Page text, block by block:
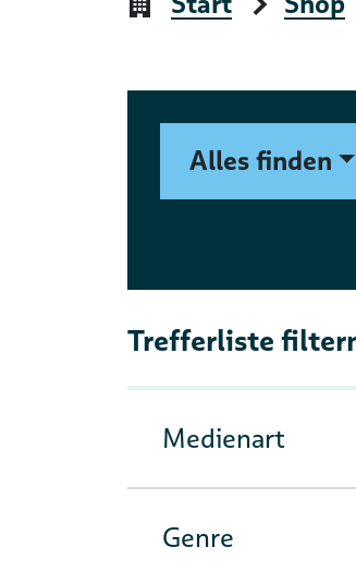
Alles finden
Suche im
Trefferliste
Medienart
Genre